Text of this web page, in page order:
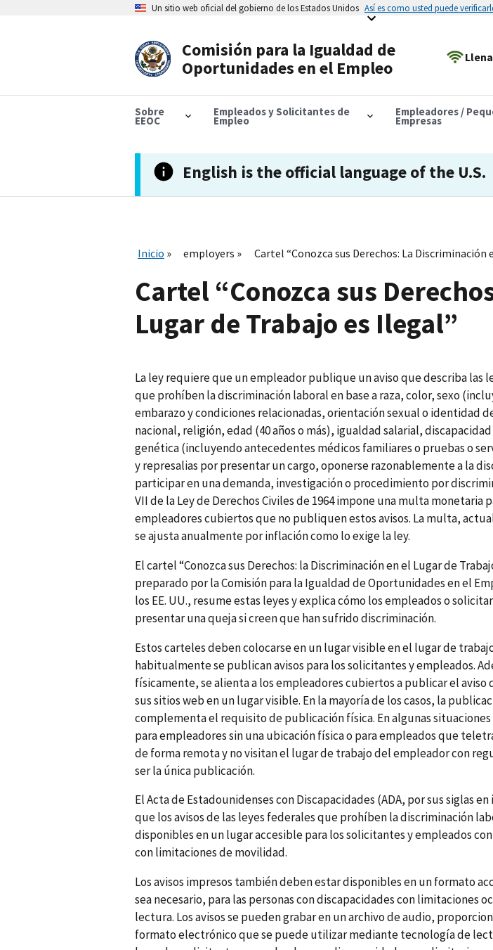
Un sitio web oficial del gobierno de los Estados Unidos Así es como usted puede
Comisión para la Igualdad de
Oportunidades en el Empleo
Sobre
EEOC
Empleados y Solicitantes de
Empleo
Empleadores /
Empresas
English is the official language of the U.S.
Inicio employers Cartel “Conozca sus Derechos: La Discriminación
Cartel “Conozca sus
Lugar de Trabajo es Ilegal”
La ley requiere que un empleador publique un aviso que describa las
que prohíben la discriminación laboral en base a raza, color, sexo
embarazo y condiciones relacionadas, orientación sexual o identidad
nacional, religión, edad (40 años o más), igualdad salarial,
genética (incluyendo antecedentes médicos familiares o pruebas o
y represalias por presentar un cargo, oponerse razonablemente a la
participar en una demanda, investigación o procedimiento por
VII de la Ley de Derechos Civiles de 1964 impone una multa monetaria
empleadores cubiertos que no publiquen estos avisos. La multa,
se ajusta anualmente por inflación como lo exige la ley.
El cartel “Conozca sus Derechos: la Discriminación en el Lugar de
preparado por la Comisión para la Igualdad de Oportunidades en el
los EE. UU., resume estas leyes y explica cómo los empleados o
presentar una queja si creen que han sufrido discriminación.
Estos carteles deben colocarse en un lugar visible en el lugar de
habitualmente se publican avisos para los solicitantes y empleados.
físicamente, se alienta a los empleadores cubiertos a publicar el
sus sitios web en un lugar visible. En la mayoría de los casos, la
complementa el requisito de publicación física. En algunas
para empleadores sin una ubicación física o para empleados que
de forma remota y no visitan el lugar de trabajo del empleador con
ser la única publicación.
El Acta de Estadounidenses con Discapacidades (ADA, por sus siglas
que los avisos de las leyes federales que prohíben la discriminación
disponibles en un lugar accesible para los solicitantes y empleados
con limitaciones de movilidad.
Los avisos impresos también deben estar disponibles en un formato
sea necesario, para las personas con discapacidades con limitaciones
lectura. Los avisos se pueden grabar en un archivo de audio,
formato electrónico que se puede utilizar mediante tecnología de